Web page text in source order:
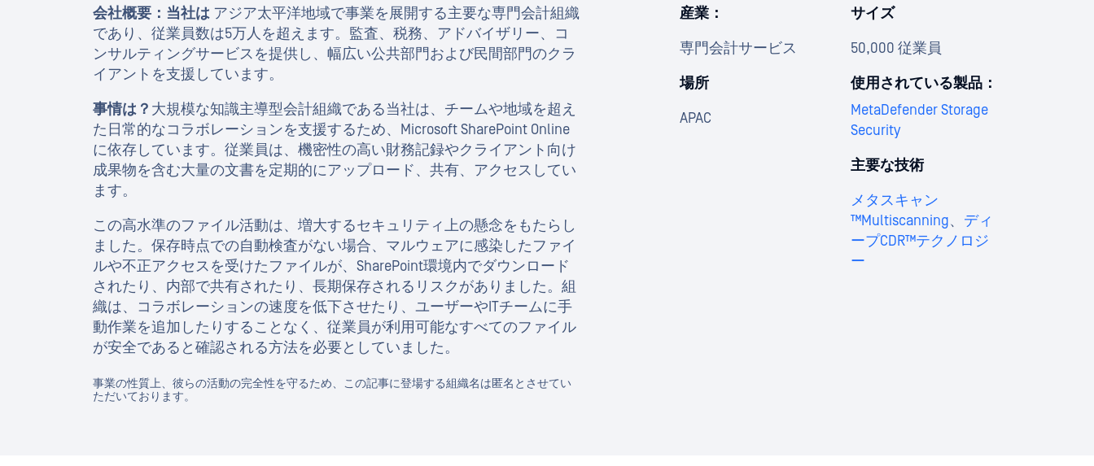
会社概要：当社は アジア太平洋地域で事業を展開する主要な専門会計組織
であり、従業員数は5万人を超えます。監査、税務、アドバイザリー、コ
ンサルティングサービスを提供し、幅広い公共部門および民間部門のクラ
イアントを支援しています。
事情は？ 大規模な知識主導型会計組織である当社は、チームや地域を超え
た日常的なコラボレーションを支援するため、Microsoft SharePoint Online
に依存しています。従業員は、機密性の高い財務記録やクライアント向け
成果物を含む大量の文書を定期的にアップロード、共有、アクセスしてい
ます。
この高水準のファイル活動は、増大するセキュリティ上の懸念をもたらし
ました。保存時点での自動検査がない場合、マルウェアに感染したファイ
ルや不正アクセスを受けたファイルが、SharePoint環境内でダウンロード
されたり、内部で共有されたり、長期保存されるリスクがありました。組
織は、コラボレーションの速度を低下させたり、ユーザーやITチームに手
動作業を追加したりすることなく、従業員が利用可能なすべてのファイル
が安全であると確認される方法を必要としていました。
事業の性質上、彼らの活動の完全性を守るため、この記事に登場する組織名は匿名とさせてい
ただいております。
産業：
専門会計サービス
場所
APAC
サイズ
50,000 従業員
使用されている製品：
MetaDefender Storage
Security
主要な技術
メタスキャン
™Multiscanning、 ディ
ープCDR™テクノロジ
ー